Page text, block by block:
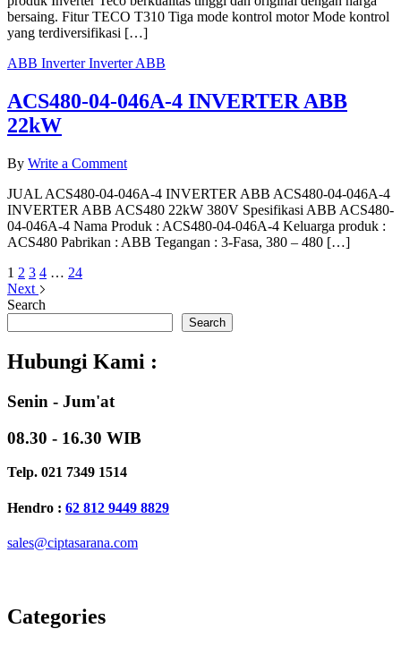
bersaing. Fitur TECO T310 Tiga mode kontrol motor Mode kontrol
yang terdiversifikasi […]
ABB InverterInverter ABB
ACS480-04-046A-4 INVERTER ABB
22kW
By Write a Commenton
04-
046A-
4
INVERTER
JUAL ACS480-04-046A-4 INVERTER ABB ACS480-04-046A-4
INVERTER ABB ACS480 22kW 380V Spesifikasi ABB ACS480-
04-046A-4 Nama Produk : ACS480-04-046A-4 Keluarga produk :
ACS480 Pabrikan : ABB Tegangan : 3-Fasa, 380 – 480 […]
1 2 3 4 … 24
Next
Search
Search
Hubungi Kami :
Senin - Jum'at
08.30 - 16.30 WIB
Telp. 021 7349 1514
Hendro : 62 812 9449 8829
sales@ciptasarana.com
Categories